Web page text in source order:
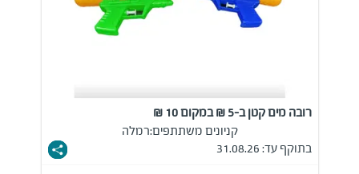
רובה מים קטן ב-5 ₪ במקום 10 ₪
קניונים משתתפים:רמלה
בתוקף עד: 31.08.26